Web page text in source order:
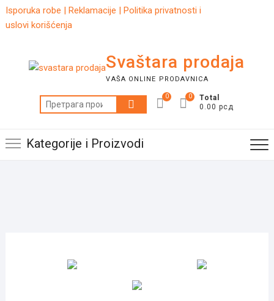
Skip
to
Isporuka robe | Reklamacije | Politika privatnosti i
uslovi korišćenja
Svaštara prodaja
VAŠA ONLINE PRODAVNICA
Претрага
за:
0
Total
0.00 рсд
0
Kategorije i Proizvodi